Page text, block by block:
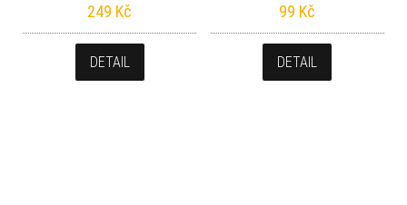
249 Kč
DETAIL
99 Kč
DETAIL